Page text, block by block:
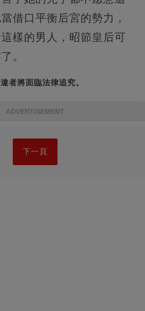
借口平衡后宮的勢力，
樣的男人，昭節皇后可
。
者將面臨法律追究。
ADVERTISEMENT
下一頁